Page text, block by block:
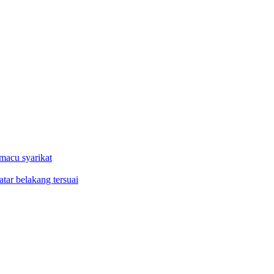
syarikat
belakang tersuai